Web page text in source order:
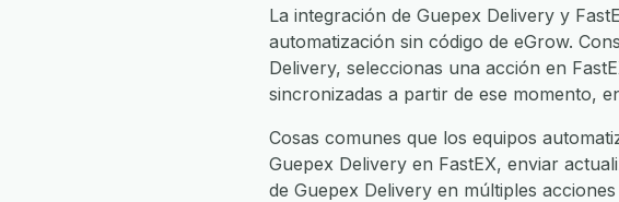
La integración de Guepex Delivery y
automatización sin código de eGrow.
Delivery, seleccionas una acción en
sincronizadas a partir de ese momento,
Cosas comunes que los equipos
Guepex Delivery en FastEX, enviar
de Guepex Delivery en múltiples